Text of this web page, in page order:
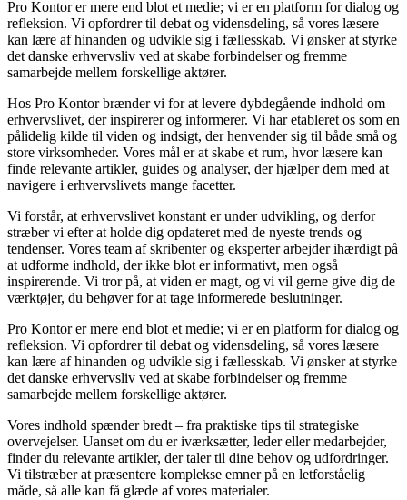
Pro Kontor er mere end blot et medie; vi er en platform for dialog og
refleksion. Vi opfordrer til debat og vidensdeling, så vores læsere
kan lære af hinanden og udvikle sig i fællesskab. Vi ønsker at styrke
det danske erhvervsliv ved at skabe forbindelser og fremme
samarbejde mellem forskellige aktører.
Hos Pro Kontor brænder vi for at levere dybdegående indhold om
erhvervslivet, der inspirerer og informerer. Vi har etableret os som en
pålidelig kilde til viden og indsigt, der henvender sig til både små og
store virksomheder. Vores mål er at skabe et rum, hvor læsere kan
finde relevante artikler, guides og analyser, der hjælper dem med at
navigere i erhvervslivets mange facetter.
Vi forstår, at erhvervslivet konstant er under udvikling, og derfor
stræber vi efter at holde dig opdateret med de nyeste trends og
tendenser. Vores team af skribenter og eksperter arbejder ihærdigt på
at udforme indhold, der ikke blot er informativt, men også
inspirerende. Vi tror på, at viden er magt, og vi vil gerne give dig de
værktøjer, du behøver for at tage informerede beslutninger.
Pro Kontor er mere end blot et medie; vi er en platform for dialog og
refleksion. Vi opfordrer til debat og vidensdeling, så vores læsere
kan lære af hinanden og udvikle sig i fællesskab. Vi ønsker at styrke
det danske erhvervsliv ved at skabe forbindelser og fremme
samarbejde mellem forskellige aktører.
Vores indhold spænder bredt – fra praktiske tips til strategiske
overvejelser. Uanset om du er iværksætter, leder eller medarbejder,
finder du relevante artikler, der taler til dine behov og udfordringer.
Vi tilstræber at præsentere komplekse emner på en letforståelig
måde, så alle kan få glæde af vores materialer.